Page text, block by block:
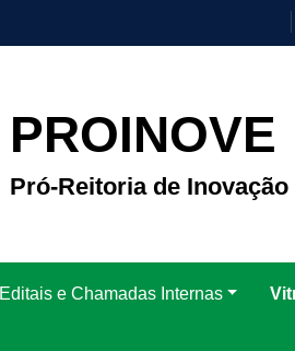
PROINOVE
Pró-Reitoria de
Editais e Chamadas Internas